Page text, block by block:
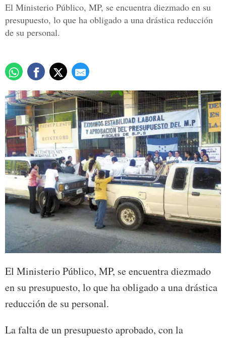
El Ministerio Público, MP, se encuentra diezmado en su
presupuesto, lo que ha obligado a una drástica reducción
de su personal.
El Ministerio Público, MP, se encuentra diezmado
en su presupuesto, lo que ha obligado a una drástica
reducción de su personal.
La falta de un presupuesto aprobado, con la